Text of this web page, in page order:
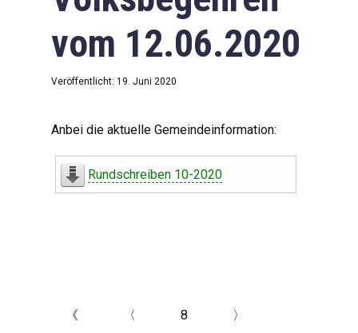
vom 12.06.2020
Veröffentlicht: 19. Juni 2020
Anbei die aktuelle Gemeindeinformation:
Rundschreiben 10-2020
《 〈 8 〉